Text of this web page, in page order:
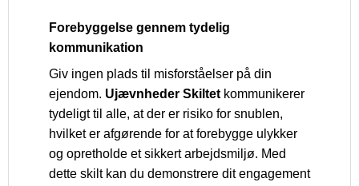
Forebyggelse gennem tydelig
kommunikation
Giv ingen plads til misforståelser på din
ejendom. Ujævnheder Skiltet kommunikerer
tydeligt til alle, at der er risiko for snublen,
hvilket er afgørende for at forebygge ulykker
og opretholde et sikkert arbejdsmiljø. Med
dette skilt kan du demonstrere dit engagement